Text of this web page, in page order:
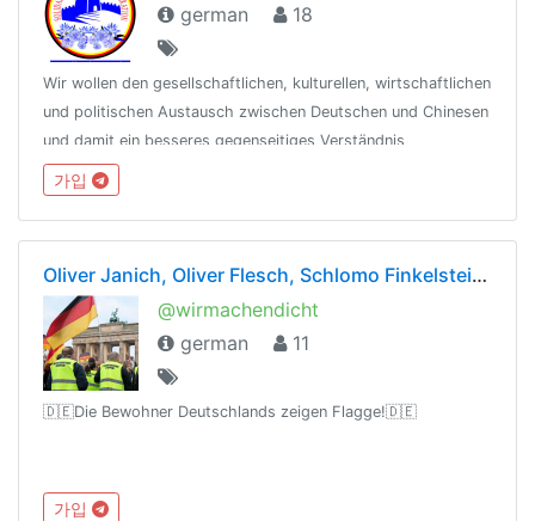
german
18
Wir wollen den gesellschaftlichen, kulturellen, wirtschaftlichen
und politischen Austausch zwischen Deutschen und Chinesen
und damit ein besseres gegenseitiges Verständnis
vorantreiben. Website: www.chinese-in-germany.de
가입
Oliver Janich, Oliver Flesch, Schlomo Finkelstein News Gruppe
@wirmachendicht
german
11
🇩🇪Die Bewohner Deutschlands zeigen Flagge!🇩🇪
가입